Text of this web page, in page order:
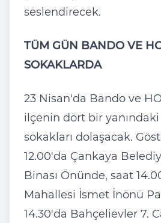
seslendirecek.
TÜM GÜN BANDO VE
SOKAKLARDA
23 Nisan'da Bando ve
ilçenin dört bir
sokakları dolaşacak.
12.00'da Çankaya
Binası Önünde, saat
Mahallesi İsmet İnönü
14.30'da Bahçelievler 7.